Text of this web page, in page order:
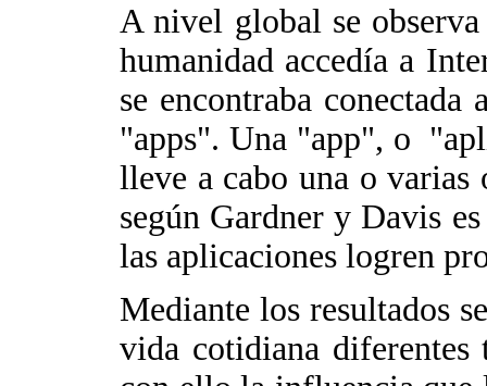
A nivel global se
humanidad accedía a
se encontraba conectada
"apps". Una "app", o
lleve a cabo una o varias
según Gardner y Davis
las aplicaciones logren
Mediante los resultados
vida cotidiana diferentes